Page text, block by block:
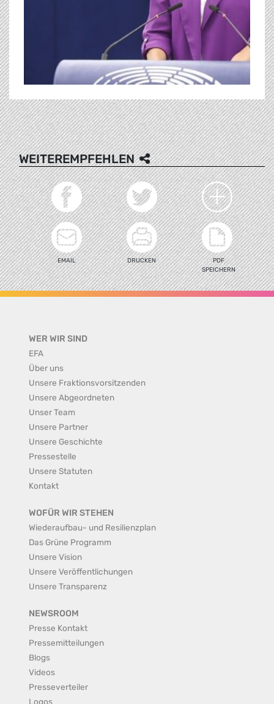
WEITEREMPFEHLEN
EMAIL DRUCKEN
PDF
SPEICHERN
WER WIR SIND
EFA
Über uns
Unsere Fraktionsvorsitzenden
Unsere Abgeordneten
Unser Team
Unsere Partner
Unsere Geschichte
Pressestelle
Unsere Statuten
Kontakt
WOFÜR WIR STEHEN
Wiederaufbau- und Resilienzplan
Das Grüne Programm
Unsere Vision
Unsere Veröffentlichungen
Unsere Transparenz
NEWSROOM
Presse Kontakt
Pressemitteilungen
Blogs
Videos
Presseverteiler
Logos